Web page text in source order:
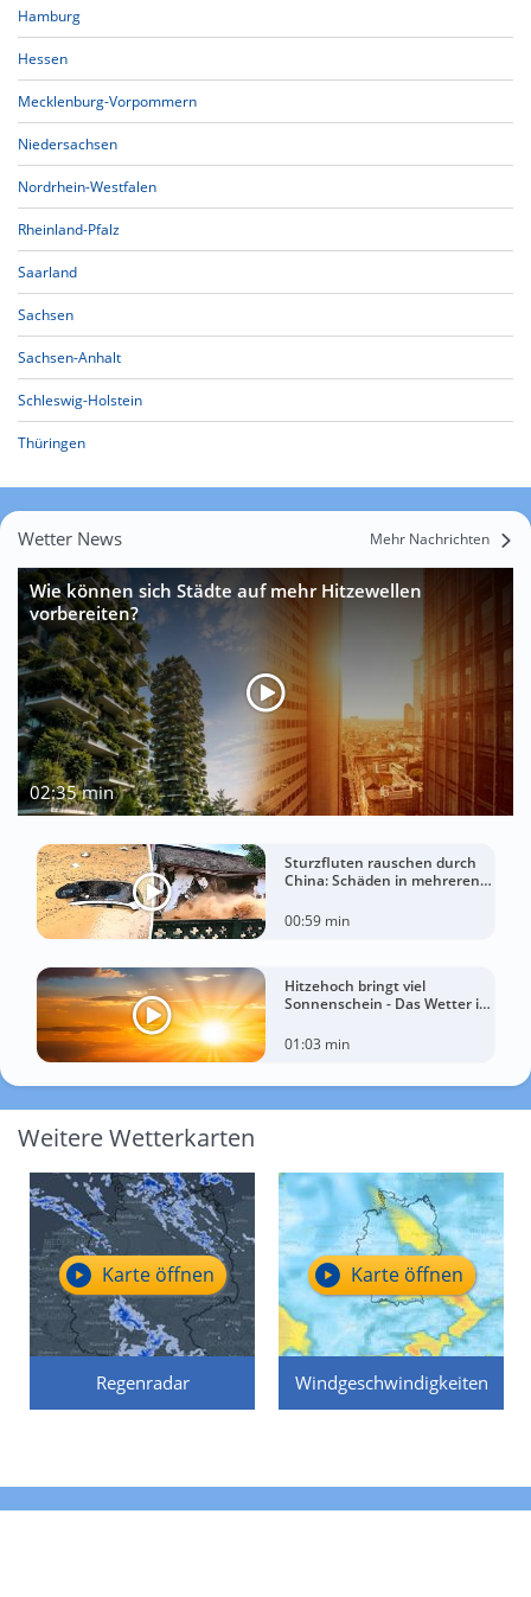
Hamburg
Hessen
Mecklenburg-Vorpommern
Niedersachsen
Nordrhein-Westfalen
Rheinland-Pfalz
Saarland
Sachsen
Sachsen-Anhalt
Schleswig-Holstein
Thüringen
Wetter News Mehr Nachrichten
Wie können sich Städte auf mehr Hitzewellen
vorbereiten?
02:35 min
Sturzfluten rauschen durch
China: Schäden in mehreren
00:59 min
Hitzehoch bringt viel
Sonnenschein - Das Wetter in
01:03 min
Weitere Wetterkarten
Regenradar
Karte öffnen
Windgeschwindigkeiten
Karte öffnen